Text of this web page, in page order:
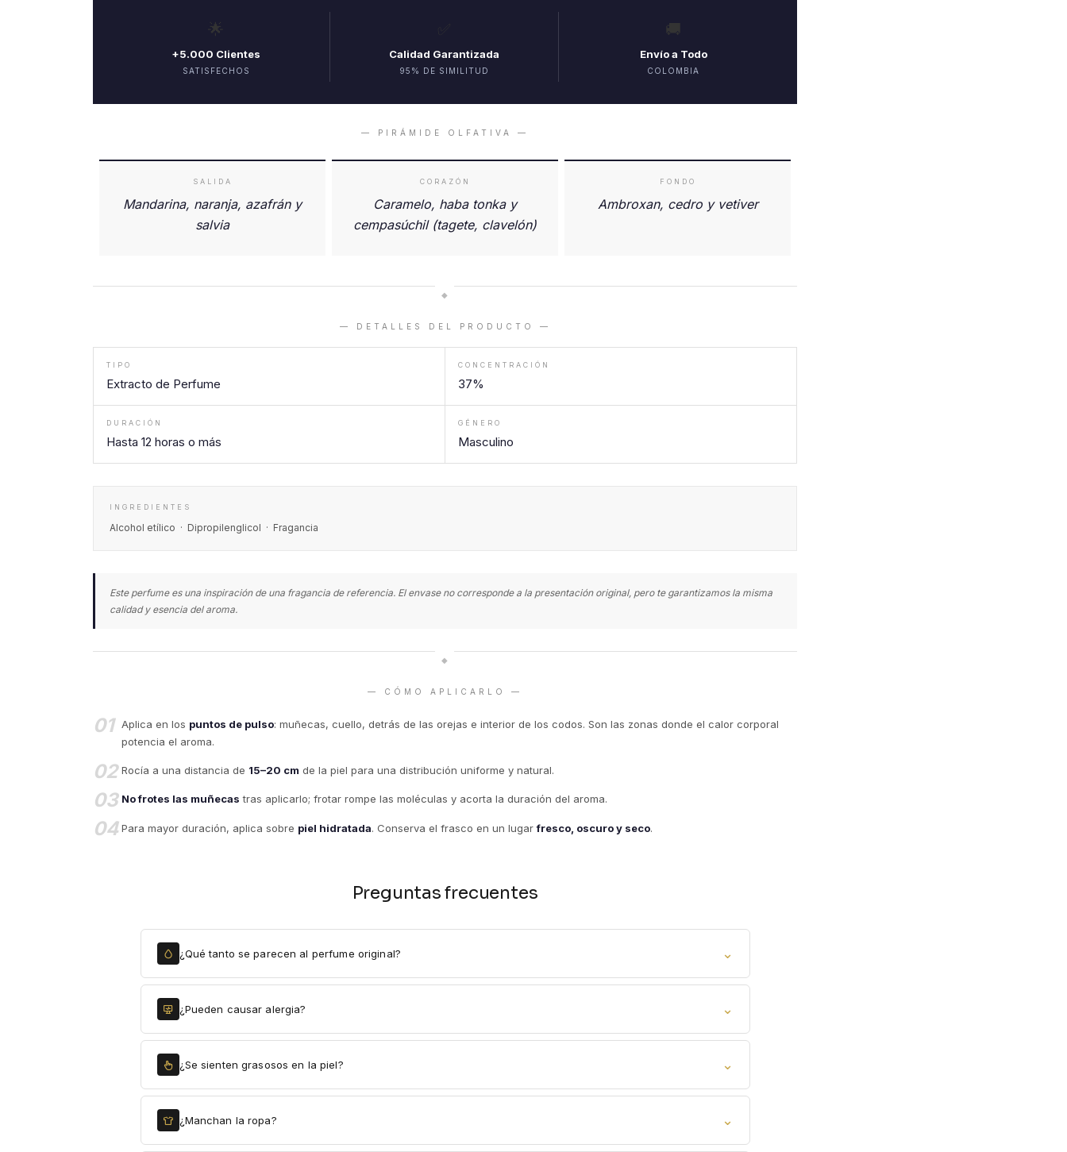
🌟
+5.000 Clientes
SATISFECHOS
Calidad Garantizada
95% DE SIMILITUD
🚚
Envío a Todo
COLOMBIA
— PIRÁMIDE OLFATIVA —
SALIDA
Mandarina, naranja, azafrán y
salvia
CORAZÓN
Caramelo, haba tonka y
cempasúchil (tagete, clavelón)
FONDO
Ambroxan, cedro y vetiver
◆
— DETALLES DEL PRODUCTO —
TIPO
Extracto de Perfume
CONCENTRACIÓN
37%
DURACIÓN
Hasta 12 horas o más
GÉNERO
Masculino
INGREDIENTES
Alcohol etílico · Dipropilenglicol · Fragancia
Este perfume es una inspiración de una fragancia de referencia. El envase no corresponde a la presentación original, pero te garantizamos la misma
calidad y esencia del aroma.
◆
— CÓMO APLICARLO —
01 Aplica en los puntos de pulso: muñecas, cuello, detrás de las orejas e interior de los codos. Son las zonas donde el calor corporal
potencia el aroma.
02 Rocía a una distancia de 15–20 cm de la piel para una distribución uniforme y natural.
03 No frotes las muñecas tras aplicarlo; frotar rompe las moléculas y acorta la duración del aroma.
04 Para mayor duración, aplica sobre piel hidratada. Conserva el frasco en un lugarfresco, oscuro y seco.
Preguntas frecuentes
¿Qué tanto se parecen al perfume original? ⌄
¿Pueden causar alergia? ⌄
¿Se sienten grasosos en la piel? ⌄
¿Manchan la ropa? ⌄